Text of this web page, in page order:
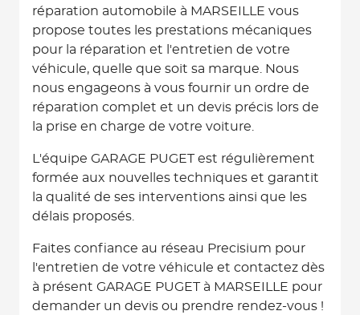
réparation automobile à MARSEILLE vous
propose toutes les prestations mécaniques
pour la réparation et l'entretien de votre
véhicule, quelle que soit sa marque. Nous
nous engageons à vous fournir un ordre de
réparation complet et un devis précis lors de
la prise en charge de votre voiture.
L'équipe GARAGE PUGET est régulièrement
formée aux nouvelles techniques et garantit
la qualité de ses interventions ainsi que les
délais proposés.
Faites confiance au réseau Precisium pour
l'entretien de votre véhicule et contactez dès
à présent GARAGE PUGET à MARSEILLE pour
demander un devis ou prendre rendez-vous !